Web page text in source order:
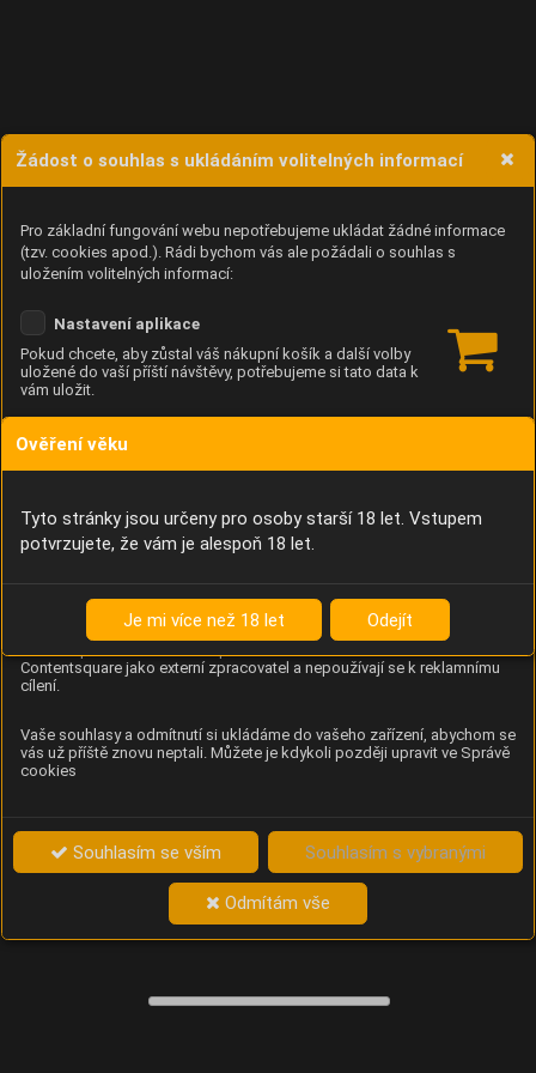
Žádost o souhlas s ukládáním volitelných informací
Pro základní fungování webu nepotřebujeme ukládat žádné informace
(tzv. cookies apod.). Rádi bychom vás ale požádali o souhlas s
uložením volitelných informací:
Nastavení aplikace
Pokud chcete, aby zůstal váš nákupní košík a další volby
uložené do vaší příští návštěvy, potřebujeme si tato data k
vám uložit.
Anonymní unikátní ID
Díky němu příště poznáme, že se jedná o stejné zařízení, a
Identifikátor je zcela anonymní.
Analýza chování návštěvníků na webu (pohyb kurzoru,
kliknutí, procházení stránek a heatmapy), která
provozovateli e-shopu Betelné škopek pomáhá zlepšovat
Contentsquare jako externí zpracovatel a nepoužívají se k reklamnímu
cílení.
Vaše souhlasy a odmítnutí si ukládáme do vašeho zařízení, abychom se
vás už příště znovu neptali. Můžete je kdykoli později upravit ve Správě
cookies
Souhlasím se vším Souhlasím s vybranými
Odmítám vše
Ověření věku
Tyto stránky jsou určeny pro osoby starší 18 let. Vstupem
potvrzujete, že vám je alespoň 18 let.
Je mi více než 18 let Odejít